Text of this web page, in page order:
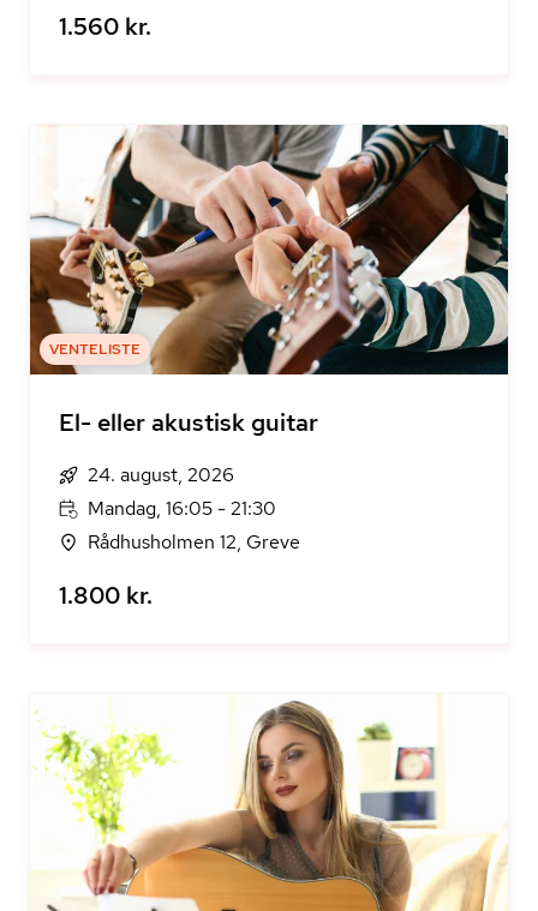
1.560 kr.
VENTELISTE
El- eller akustisk guitar
24. august, 2026
Mandag, 16:05 - 21:30
Rådhusholmen 12, Greve
1.800 kr.